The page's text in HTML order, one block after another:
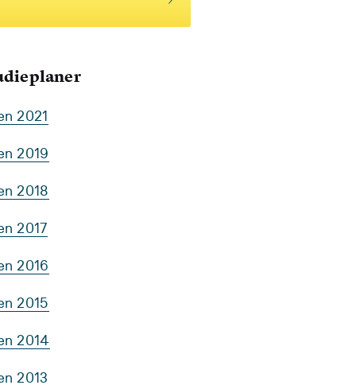
2021
2019
2018
2017
2016
2015
2014
2013